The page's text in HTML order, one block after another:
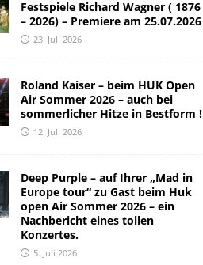
Festspiele Richard Wagner ( 1876
– 2026) – Premiere am 25.07.2026
23. Juli 2026
Roland Kaiser – beim HUK Open
Air Sommer 2026 – auch bei
sommerlicher Hitze in Bestform !
12. Juli 2026
Deep Purple – auf Ihrer „Mad in
Europe tour“ zu Gast beim Huk
open Air Sommer 2026 – ein
Nachbericht eines tollen
Konzertes.
5. Juli 2026